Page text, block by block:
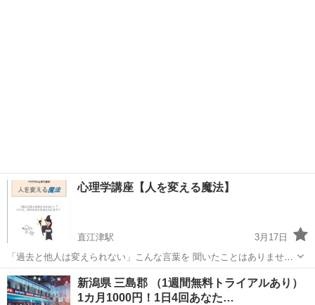
心理学講座【人を変える魔法】
直江津駅
3月17日
「過去と他人は変えられない」こんな言葉を 聞いたことはありません
か？ だから、自分が我慢するしかないと 思っていませんか？ フラク
タル心理学の「人を変える魔法」コースでは 深層意識を活用した「人
を変える」手法を 学びます...
新潟 上越市 直江津駅 心理学 講座
新潟県 三島郡 （1週間無料トライアルあり）
1カ月1000円！1日4回あなた…